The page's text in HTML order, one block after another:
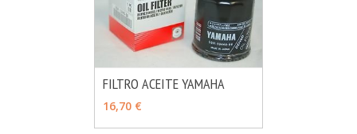
FILTRO ACEITE YAMAHA
16,70 €